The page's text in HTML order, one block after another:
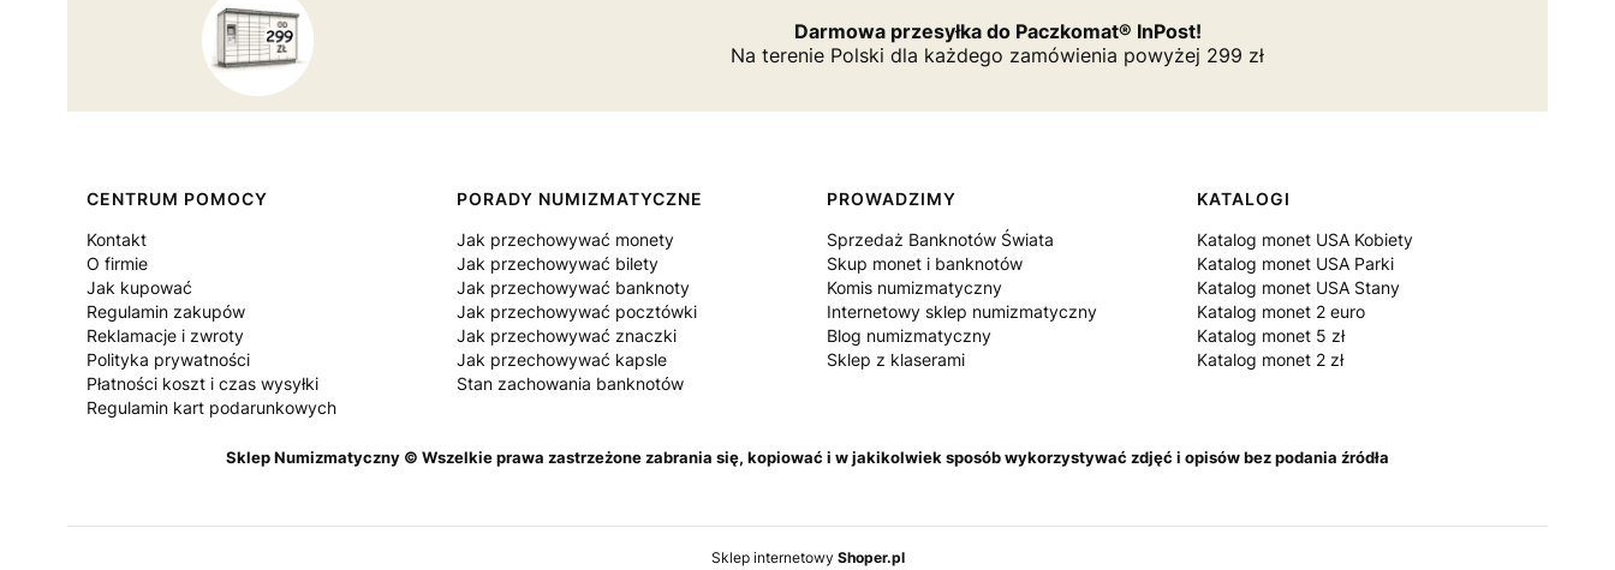
Darmowa przesyłka do Paczkomat® InPost!
Na terenie Polski dla każdego zamówienia powyżej 299 zł
Linki w stopce
CENTRUM POMOCY
Kontakt
O firmie
Jak kupować
Regulamin zakupów
Reklamacje i zwroty
Polityka prywatności
Płatności koszt i czas wysyłki
Regulamin kart podarunkowych
PORADY NUMIZMATYCZNE
Jak przechowywać monety
Jak przechowywać bilety
Jak przechowywać banknoty
Jak przechowywać pocztówki
Jak przechowywać znaczki
Jak przechowywać kapsle
Stan zachowania banknotów
PROWADZIMY
Sprzedaż Banknotów Świata
Skup monet i banknotów
Komis numizmatyczny
Internetowy sklep numizmatyczny
Blog numizmatyczny
Sklep z klaserami
KATALOGI
Katalog monet USA Kobiety
Katalog monet USA Parki
Katalog monet USA Stany
Katalog monet 2 euro
Katalog monet 5 zł
Katalog monet 2 zł
Sklep Numizmatyczny © Wszelkie prawa zastrzeżone zabrania się, kopiować i w jakikolwiek sposób wykorzystywać zdjęć i opisów bez podania źródła
Sklep internetowy Shoper.pl